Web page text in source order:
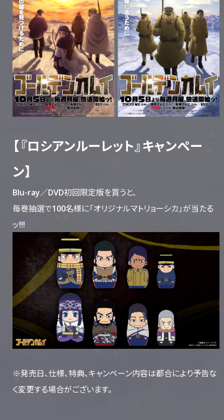
【『ロシアンルーレット』キャンペー
ン】
Blu-ray／DVD初回限定版を買うと、
毎巻抽選で100名様に「オリジナルマトリョーシカ」が当たる
ッ!!!
※発売日、仕様、特典、キャンペーン内容は都合により予告な
く変更する場合がございます。